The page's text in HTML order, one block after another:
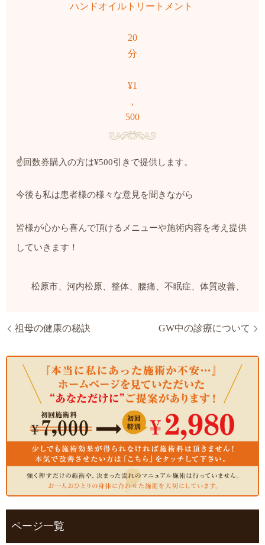
ハンドオイルトリートメント
20
分
¥1
,
500
☝️回数券購入の方は¥500引き で提供します。
今後も私は患者様の様々な意見を聞きながら
皆様が心から喜んで頂けるメニューや施術内容を考え提供
していきます！
松原市、河内松原、整体、腰痛、不眠症、体質改善、
祖母の健康の秘訣 GW中の診療について
ページ一覧